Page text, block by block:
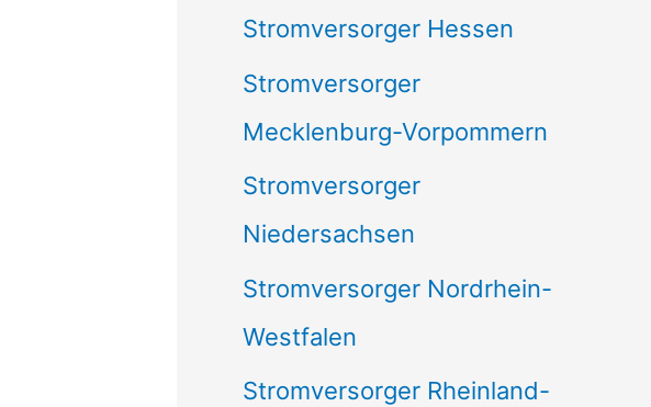
Stromversorger Hessen
Stromversorger
Mecklenburg-Vorpommern
Stromversorger
Niedersachsen
Stromversorger Nordrhein-
Westfalen
Stromversorger Rheinland-